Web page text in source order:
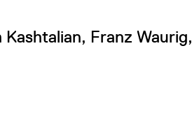
Franz Waurig,